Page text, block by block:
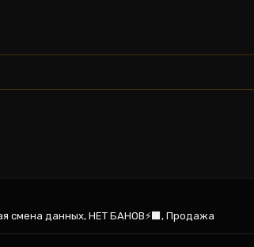
смена данных, НЕТ БАНОВ⚡️⬛️, Продажа